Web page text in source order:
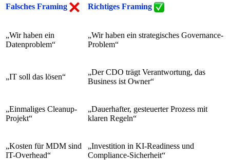
Falsches Framing Richtiges Framing
„Wir haben ein
Datenproblem“
„Wir haben ein strategisches Governance-
Problem“
„IT soll das lösen“
„Der CDO trägt Verantwortung, das
Business ist Owner“
„Einmaliges Cleanup-
Projekt“
„Dauerhafter, gesteuerter Prozess mit
klaren Regeln“
„Kosten für MDM sind
IT-Overhead“
„Investition in KI-Readiness und
Compliance-Sicherheit“